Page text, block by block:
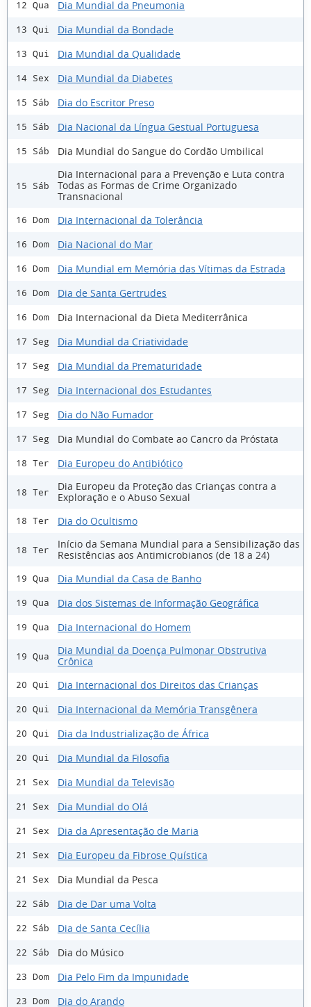
12 Qua Dia Mundial da Pneumonia
13 Qui Dia Mundial da Bondade
13 Qui Dia Mundial da Qualidade
14 Sex Dia Mundial da Diabetes
15 Sáb Dia do Escritor Preso
15 Sáb Dia Nacional da Língua Gestual Portuguesa
15 Sáb Dia Mundial do Sangue do Cordão Umbilical
15 Sáb
Dia Internacional para a Prevenção e Luta contra
Todas as Formas de Crime Organizado
Transnacional
16 Dom Dia Internacional da Tolerância
16 Dom Dia Nacional do Mar
16 Dom Dia Mundial em Memória das Vítimas da Estrada
16 Dom Dia de Santa Gertrudes
16 Dom Dia Internacional da Dieta Mediterrânica
17 Seg Dia Mundial da Criatividade
17 Seg Dia Mundial da Prematuridade
17 Seg Dia Internacional dos Estudantes
17 Seg Dia do Não Fumador
17 Seg Dia Mundial do Combate ao Cancro da Próstata
18 Ter Dia Europeu do Antibiótico
18 Ter
Dia Europeu da Proteção das Crianças contra a
Exploração e o Abuso Sexual
18 Ter Dia do Ocultismo
18 Ter
Início da Semana Mundial para a Sensibilização das
Resistências aos Antimicrobianos (de 18 a 24)
19 Qua Dia Mundial da Casa de Banho
19 Qua Dia dos Sistemas de Informação Geográfica
19 Qua Dia Internacional do Homem
19 Qua
Dia Mundial da Doença Pulmonar Obstrutiva
Crônica
20 Qui Dia Internacional dos Direitos das Crianças
20 Qui Dia Internacional da Memória Transgênera
20 Qui Dia da Industrialização de África
20 Qui Dia Mundial da Filosofia
21 Sex Dia Mundial da Televisão
21 Sex Dia Mundial do Olá
21 Sex Dia da Apresentação de Maria
21 Sex Dia Europeu da Fibrose Quística
21 Sex Dia Mundial da Pesca
22 Sáb Dia de Dar uma Volta
22 Sáb Dia de Santa Cecília
22 Sáb Dia do Músico
23 Dom Dia Pelo Fim da Impunidade
23 Dom Dia do Arando